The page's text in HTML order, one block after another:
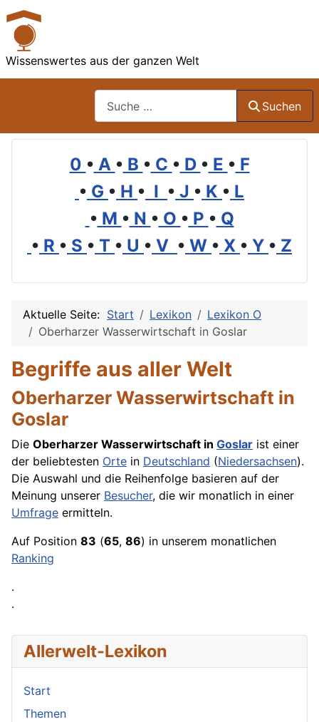
Wissenswertes aus der ganzen Welt
Suchen
0 • A • B • C • D • E • F
• G • H • I • J • K • L
• M • N • O • P • Q
• R • S • T • U • V • W • X • Y • Z
Aktuelle Seite: Start Lexikon
Lexikon O
Oberharzer Wasserwirtschaft in Goslar
Begriffe aus aller Welt
Oberharzer Wasserwirtschaft in
Goslar
Die Oberharzer Wasserwirtschaft in Goslar ist einer
der beliebtesten Orte in Deutschland (Niedersachsen).
Die Auswahl und die Reihenfolge basieren auf der
Meinung unserer Besucher, die wir monatlich in einer
Umfrage ermitteln.
Auf Position 83 (65, 86) in unserem monatlichen
Ranking
.
.
Allerwelt-Lexikon
Start
Themen